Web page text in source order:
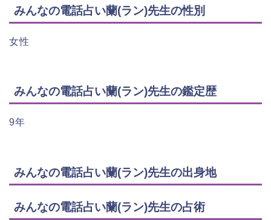
みんなの電話占い蘭(ラン)先生の性別
女性
みんなの電話占い蘭(ラン)先生の鑑定歴
9年
みんなの電話占い蘭(ラン)先生の出身地
みんなの電話占い蘭(ラン)先生の占術